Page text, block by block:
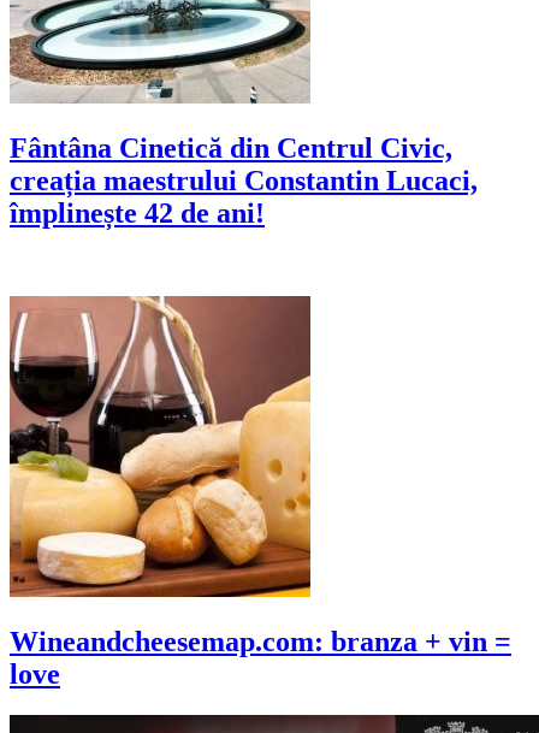
Fântâna Cinetică din Centrul Civic,
creația maestrului Constantin Lucaci,
împlinește 42 de ani!
Wineandcheesemap.com: branza + vin =
love